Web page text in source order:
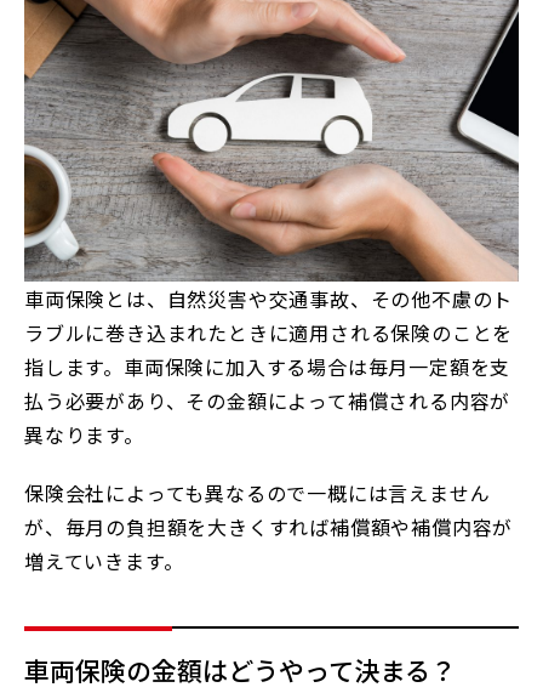
車両保険とは、自然災害や交通事故、その他不慮のト
ラブルに巻き込まれたときに適用される保険のことを
指します。車両保険に加入する場合は毎月一定額を支
払う必要があり、その金額によって補償される内容が
異なります。
保険会社によっても異なるので一概には言えません
が、毎月の負担額を大きくすれば補償額や補償内容が
増えていきます。
車両保険の金額はどうやって決まる？